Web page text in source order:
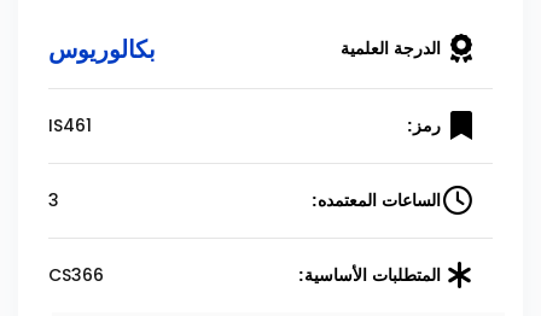
الدرجة العلمية بكالوريوس
رمز: IS461
الساعات المعتمده: 3
المتطلبات الأساسية: CS366